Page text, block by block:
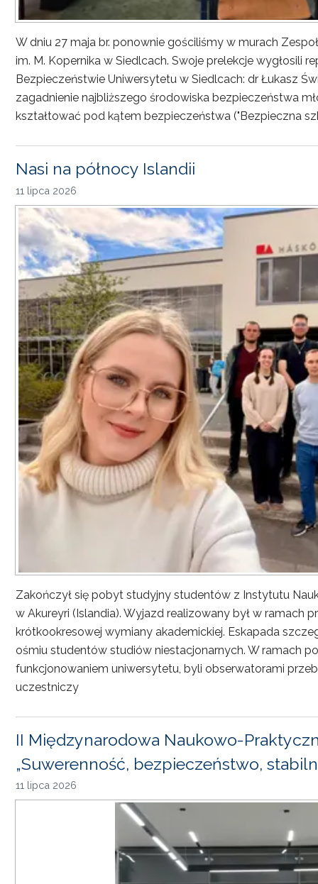
W dniu 27 maja br. ponownie gościliśmy w murach
im. M. Kopernika w Siedlcach. Swoje prelekcje wygłosili
Bezpieczeństwie Uniwersytetu w Siedlcach: dr Łukasz
zagadnienie najbliższego środowiska bezpieczeństwa
kształtować pod kątem bezpieczeństwa ("Bezpieczna
Nasi na północy Islandii
11 lipca 2026
Zakończył się pobyt studyjny studentów z Instytutu
w Akureyri (Islandia). Wyjazd realizowany był w ramach
krótkookresowej wymiany akademickiej. Eskapada
ośmiu studentów studiów niestacjonarnych. W ramach
funkcjonowaniem uniwersytetu, byli obserwatorami
uczestniczy
II Międzynarodowa Naukowo-
„Suwerenność, bezpieczeństwo,
11 lipca 2026